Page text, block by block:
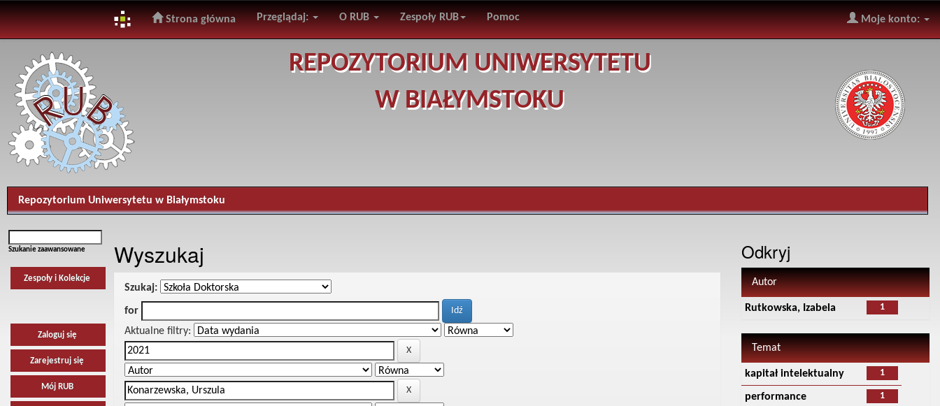
navigation
Strona główna Przeglądaj: O RUB Zespoły RUB Pomoc Moje konto:
REPOZYTORIUM UNIWERSYTETU
W BIAŁYMSTOKU
Repozytorium Uniwersytetu w Białymstoku
Szukanie zaawansowane
Zespoły i Kolekcje
Zaloguj się
Zarejestruj się
Mój RUB
Wyszukaj
Szukaj:
for
Aktualne filtry:
Odkryj
Autor
1
Rutkowska, Izabela
Temat
1
kapitał intelektualny
1
performance